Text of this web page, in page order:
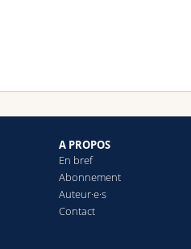
A PROPOS
En bref
Abonnement
Auteur·e·s
Contact